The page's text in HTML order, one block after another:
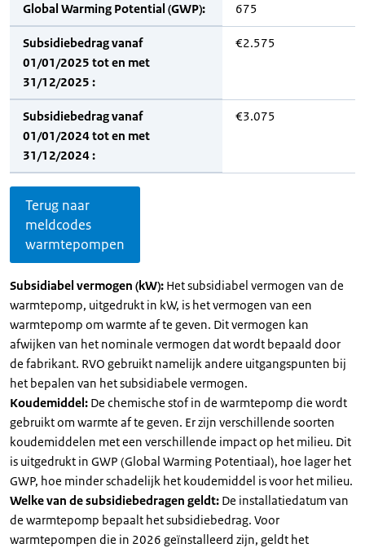
Global Warming Potential (GWP): 675
Subsidiebedrag vanaf
01/01/2025 tot en met
31/12/2025 :
€2.575
Subsidiebedrag vanaf
01/01/2024 tot en met
31/12/2024 :
€3.075
Terug naar
meldcodes
warmtepompen
Subsidiabel vermogen (kW): Het subsidiabel vermogen van de
warmtepomp, uitgedrukt in kW, is het vermogen van een
warmtepomp om warmte af te geven. Dit vermogen kan
afwijken van het nominale vermogen dat wordt bepaald door
de fabrikant. RVO gebruikt namelijk andere uitgangspunten bij
het bepalen van het subsidiabele vermogen.
Koudemiddel: De chemische stof in de warmtepomp die wordt
gebruikt om warmte af te geven. Er zijn verschillende soorten
koudemiddelen met een verschillende impact op het milieu. Dit
is uitgedrukt in GWP (Global Warming Potentiaal), hoe lager het
GWP, hoe minder schadelijk het koudemiddel is voor het milieu.
Welke van de subsidiebedragen geldt: De installatiedatum van
de warmtepomp bepaalt het subsidiebedrag. Voor
warmtepompen die in 2026 geïnstalleerd zijn, geldt het